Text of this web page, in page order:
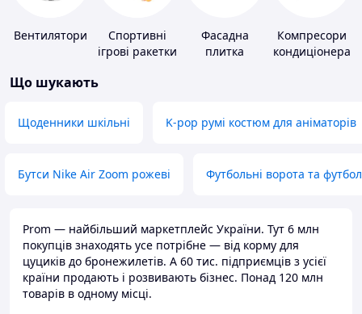
Вентилятори
Спортивні
ігрові ракетки
Фасадна
плитка
Компресори
кондиціонера
Що шукають
Щоденники шкільні K-pop румі костюм для аніматорів
Бутси Nike Air Zoom рожеві Футбольні ворота та
Prom — найбільший маркетплейс України. Тут 6 млн
покупців знаходять усе потрібне — від корму для
цуциків до бронежилетів. А 60 тис. підприємців з усієї
країни продають і розвивають бізнес. Понад 120 млн
товарів в одному місці.